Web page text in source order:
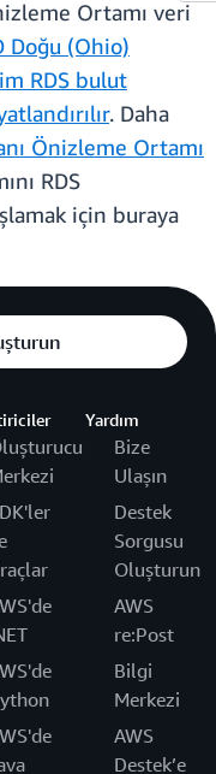
Ortamı veri
Doğu (Ohio)
RDS bulut
. Daha
Önizleme Ortamı
RDS
için buraya
Yardım
Bize
Ulaşın
Destek
Sorgusu
Oluşturun
AWS
re:Post
Bilgi
Merkezi
AWS
Destek’e